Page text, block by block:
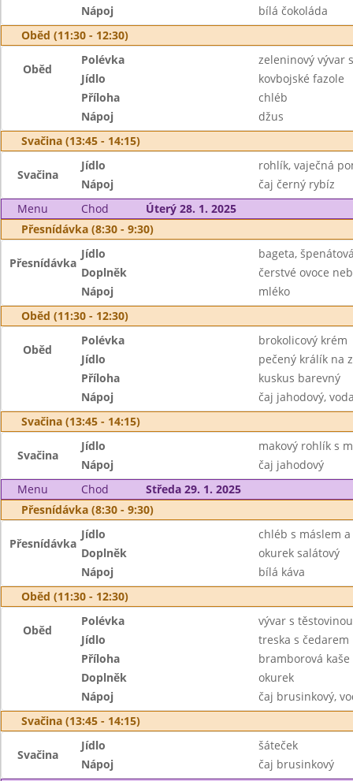
Nápoj
bílá čokoláda
Oběd (11:30 - 12:30)
Oběd
Polévka
zeleninový vývar
Jídlo
kovbojské fazole
Příloha
chléb
Nápoj
džus
Svačina (13:45 - 14:15)
Svačina
Jídlo
rohlík, vaječná
Nápoj
čaj černý rybíz
Menu
Chod
Úterý 28. 1. 2025
Přesnídávka (8:30 - 9:30)
Přesnídávka
Jídlo
bageta,
Doplněk
čerstvé ovoce
Nápoj
mléko
Oběd (11:30 - 12:30)
Oběd
Polévka
brokolicový krém
Jídlo
pečený králík na
Příloha
kuskus barevný
Nápoj
čaj jahodový,
Svačina (13:45 - 14:15)
Svačina
Jídlo
makový rohlík s
Nápoj
čaj jahodový
Menu
Chod
Středa 29. 1. 2025
Přesnídávka (8:30 - 9:30)
Přesnídávka
Jídlo
chléb s máslem
Doplněk
okurek salátový
Nápoj
bílá káva
Oběd (11:30 - 12:30)
Oběd
Polévka
vývar s těstovinou
Jídlo
treska s čedarem
Příloha
bramborová kaše
Doplněk
okurek
Nápoj
čaj brusinkový,
Svačina (13:45 - 14:15)
Svačina
Jídlo
šáteček
Nápoj
čaj brusinkový